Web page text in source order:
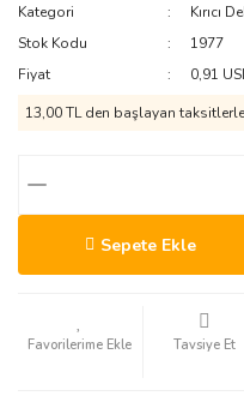
Kategori
Kırıcı
Stok Kodu
1977
Fiyat
0,91
13,00 TL den başlayan
Sepete Ekle
Tavsiye Et